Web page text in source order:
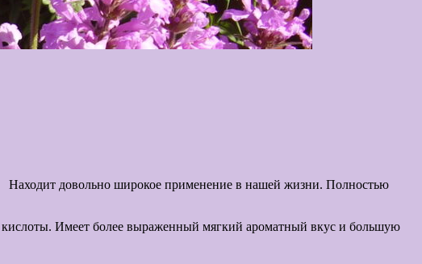
природный продукт.
жизни. Полностью
кислоты. Имеет более выраженный мягкий ароматный вкус и большую
от обычного.